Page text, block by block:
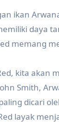
ikan
daya
memang
kita
Smith,
dicari
layak